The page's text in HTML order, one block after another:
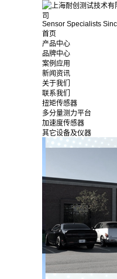
Sensor Specialists
首页
产品中心
品牌中心
案例应用
新闻资讯
关于我们
联系我们
扭矩传感器
多分量测力平台
加速度传感器
其它设备及仪器